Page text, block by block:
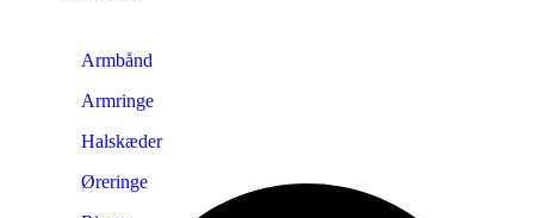
Armbånd
Armringe
Halskæder
Øreringe